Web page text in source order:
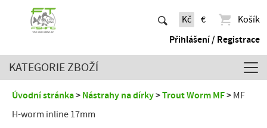
Kč €
Košík
Přihlášení / Registrace
KATEGORIE ZBOŽÍ
Úvodní stránka Nástrahy na dírky Trout Worm MF
MF
H-worm inline 17mm